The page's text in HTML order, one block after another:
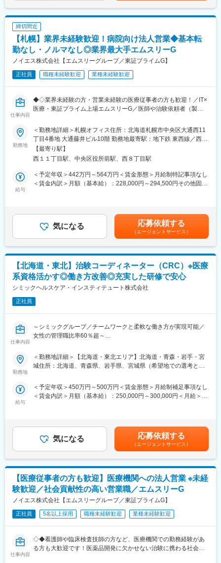
導入研修が80時間あり、手厚いフォロー体制があります。
CRC社内認定制度を採用し、継続研修を充実させることで常に新
しい知識を身につけ、スキルアップできる環境を用意していま
す。
■キャリアステップ：
の疾患領域の専門的な経験を積んでいくことも可能です。
また、グループの垣根を超えCRCからSMAやCRAへのキャリアチ
方もいらっしゃいます。
や環境整備支援、事務業務などを担当していただきます。治験開
始の準備・開始・終了までのプロセスを推進頂きます。
■具体的には…：
・社内や社外の関係者との交渉・相談
・院内スタッフとの調整支援
・治験に関する事務的業務の全体支援
■魅力情報：
この業務は医療機関への渉外・折衝が主な目的なので、法人営業
ム全体での目標が設定されているので、チームとしての一体感は
一般的な事業会社の営業と遜色ありません。むしろ個人ノルマが
ない分、風通しがとても良いです。
■外勤・内勤比率：
ら7割となります。※外勤：医療機関訪問、内勤：オフィス勤務
社にて集合研修 を行います。会社の事や業務を遂行する上で必要
な法令から実務まで座学中心でロープレを交えながら学びます。
その後、各拠点に配属され業務を引継ぎながらOJT担当者ととも
トやチェックシートを用いながら習熟度を測り、入社後1年程度で
一人で担当を持てるようになります。尚、その後も定期的に中途
入社者に対してフォローを行う体制が整っています。
変更の範囲：会社の定める業務
締切間近
【札幌】業界未経験歓迎！病院向け法人営業◆基本転
勤なし・ノルマなし◎業界最大手エムスリーG
ノイエス株式会社【エムスリーグループ／東証プライムG】
正社員 職種未経験歓迎 業種未経験歓迎
仕事内容
◆◇業界未経験の方・営業未経験の医療従事者の方も歓迎！／IT×
医療・東証プライム上場エムスリーG／医師や治験依頼者（製薬
能力が磨ける◎／転勤ほぼ無・残業月10～20時間・年休125日
◆◇
■はじめに：
あまり聞きなじみがない業界かもしれませんが、同社は人の命を
救う新薬の開発に欠かせない「治験」の実施を支援する「SMO」
という業界の大手企業です。 (東証プライム上場エムスリーグルー
経験から多くの方がご活躍いただいておりますので是非ご応募く
ださいませ！
の社会貢献性が非常に高く、他の営業職では得難いやりがいを感
じられ、ご家族やご友人にも誇れるお仕事です！
・個人ノルマは無く、チーム全体で協力しながら治験を進めてい
く風土がありますので、営業未経験の方でも早期にキャッチアッ
プすることができます！
・原則転勤はなく、残業も月10～20時間、年休125日（土日
祝）、直行直帰可能で非常にワークライフバランスを保って長期
就業ができます！
■SMAの仕事内容：
存施設とのリレーションの強化がSMAのメインミッションです。
医療機関への新規治験紹介やアンケート回収、新規施設開拓を行
す。
また、治験をスムーズに行えるよう、医師や関連部門のアポイン
す。
治験を依頼する製薬企業側と受け入れる医療機関側、双方の間に
立ち、お互いが納得できる点を調整する役割もあり、社会貢献性
■ご入社後の流れとキャリアパス：
導入研修後、OJTにて仕事の仕方を学んでいただきます。1年ほど
で一人前と呼ばれるくらいの習熟度になります。その後はグルー
プマネージャーや管理職を目指してスキルを積んでいただきま
す。
変更の範囲：会社の定める業務
勤務地
＜勤務地詳細＞札幌オフィス住所：北海道札幌市中央区大通西11
丁目4番地 大通藤井ビル10階 勤務地最寄駅：地下鉄 東西線／西11
丁目駅受動喫煙対策：屋内全面禁煙変更の範囲：会社の定める事
業所
【最寄り駅】
西１１丁目駅、中央区役所前駅、西８丁目駅
給与
＜予定年収＞442万円～564万円＜賃金形態＞月給制特記事項なし
＜賃金内訳＞月額（基本給）：228,000円～294,500円その他固定
＞有＜残業手当＞有＜給与補足＞■上記金額はあくまで、目安とな
っております。取得されている資格や業務経験により、算定致し
ますのでご了承下さい。・賞与：基本給3.4か月分（年2回の合
計）・昇給：年1回賃金はあくまでも目安の金額であり、選考を通
じて上下する可能性があります。月給(月額)は固定手当を含めた表
記です。
気になる 応募依頼する
（エージェントサービス）
【北海道・東北】治験コーディネーター（CRC）※医療
系資格活かす◎働き方改善◎充実した研修で安心
シミックヘルスケア・インスティテュート株式会社
正社員
仕事内容
～シミックグループ／チームワークと柔軟な働き方が実現可能／
女性の管理職比率60％超～
や私たちのQOLを向上させるべく、新しい治療法を開発する必要
があります。今回はそのための治験を実施する際の患者さんおよ
・治験被験者である患者さんへの内容説明補助、ケア／相談
・治験担当医師の補助
■やりがい：CRCは疾病を抱えた患者さんやそれを治療しようと
奮闘する医師やスタッフなど携わる相手が多いです。現在治療法
がなく苦しんでいる患者さんに対して薬を届けられたり、最前線
で治療にあたる医師やスタッフのサポートを行え、治験が無事に
終了すれば喜びはひとしおです。
■同社の教育体制：同社は同業他社からの転職だけでなく、看護師
など未経験で転職してくる方も多いです。そのため教育体制が充
実しています。入社は原則偶数月と決まっており、同期入社者と
ともに2週間弱本社にて集合研修を行います。会社のことや業務を
遂行する上で必要な法令から実務まで座学中心でロープレを交え
ど、徐々に業務を身に着けていきます。確認テストやチェックシ
ートを用いながら習熟度を測り、入社後1年程度で一人で担当を持
勤務地
＜勤務地詳細＞【北海道・東北エリア】北海道・青森・岩手・宮
城住所：北海道、青森県、岩手県、宮城県（希望地での選考と採
囲：会社の定める事業所
給与
＜予定年収＞450万円～500万円＜賃金形態＞月給制補足事項なし
＜賃金内訳＞月額（基本給）：250,000円～300,000円＜月給＞
気になる 応募依頼する
（エージェントサービス）
【医療従事者の方も歓迎】医療機関への法人営業 ※未経
験歓迎／社会貢献性の高い営業職／エムスリーG
ノイエス株式会社【エムスリーグループ／東証プライムG】
正社員 5名以上採用 職種未経験歓迎 業種未経験歓迎
仕事内容
◇◆看護師や臨床検査技師の方など、医療機関での勤務経験があ
る方も大歓迎です！医薬品開発に欠かせない治験に携わる社会貢